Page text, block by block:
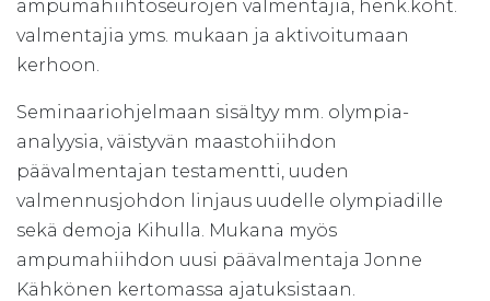
ampumahiihtoseurojen valmentajia, henk.koht.
valmentajia yms. mukaan ja aktivoitumaan
kerhoon.
Seminaariohjelmaan sisältyy mm. olympia-
analyysia, väistyvän maastohiihdon
päävalmentajan testamentti, uuden
valmennusjohdon linjaus uudelle olympiadille
sekä demoja Kihulla. Mukana myös
ampumahiihdon uusi päävalmentaja Jonne
Kähkönen kertomassa ajatuksistaan.